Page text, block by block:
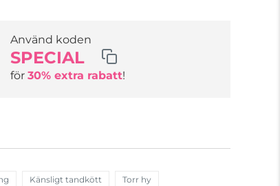
Använd koden
SPECIAL
för 30% extra rabatt!
Känsligt tandkött Torr hy